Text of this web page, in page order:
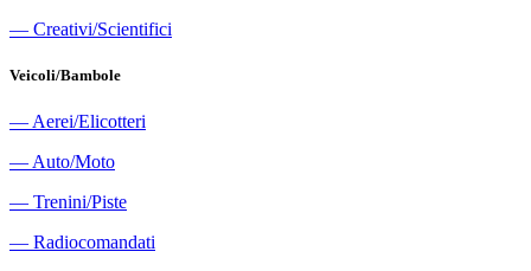
― Creativi/Scientifici
Veicoli/Bambole
― Aerei/Elicotteri
― Auto/Moto
― Trenini/Piste
― Radiocomandati